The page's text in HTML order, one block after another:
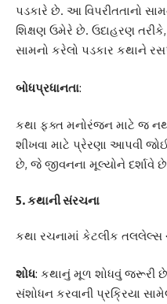
પડકારે છે. આ વિપરીતતાનો
શિક્ષણ ઉમેરે છે. ઉદાહરણ તરીકે,
સામનો કરેલો પડકાર કથાને
બોધપ્રધાનતા:
કથા ફક્ત મનોરંજન માટે જ
શીખવા માટે પ્રેરણા આપવી
છે, જે જીવનના મૂલ્યોને દર્શાવે
5.કથાની સંરચના
કથા રચનામાં કેટલીક
શોધ: કથાનું મૂળ શોધવું જરૂરી
સંશોધન કરવાની પ્રક્રિયા